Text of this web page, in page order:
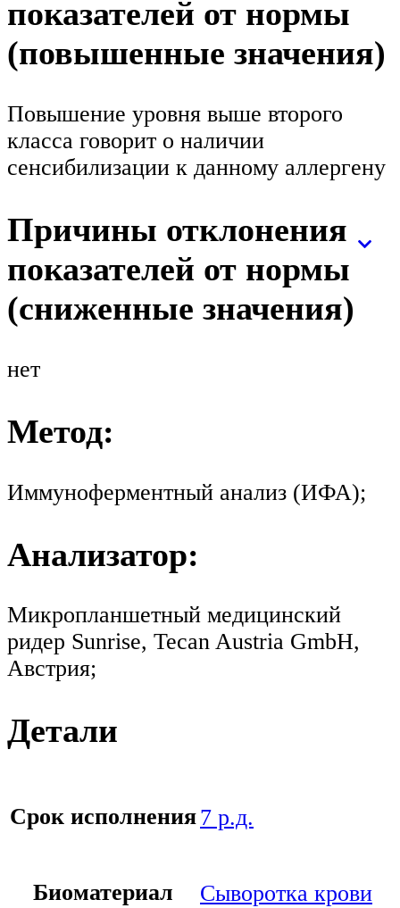
показателей от нормы
(повышенные значения)
Повышение уровня выше второго
класса говорит о наличии
сенсибилизации к данному аллергену
Причины отклонения
показателей от нормы
(сниженные значения)
нет
Метод:
Иммуноферментный анализ (ИФА);
Анализатор:
Микропланшетный медицинский
ридер Sunrise, Tecan Austria GmbH,
Австрия;
Детали
Срок исполнения7 р.д.
Биоматериал Сыворотка крови